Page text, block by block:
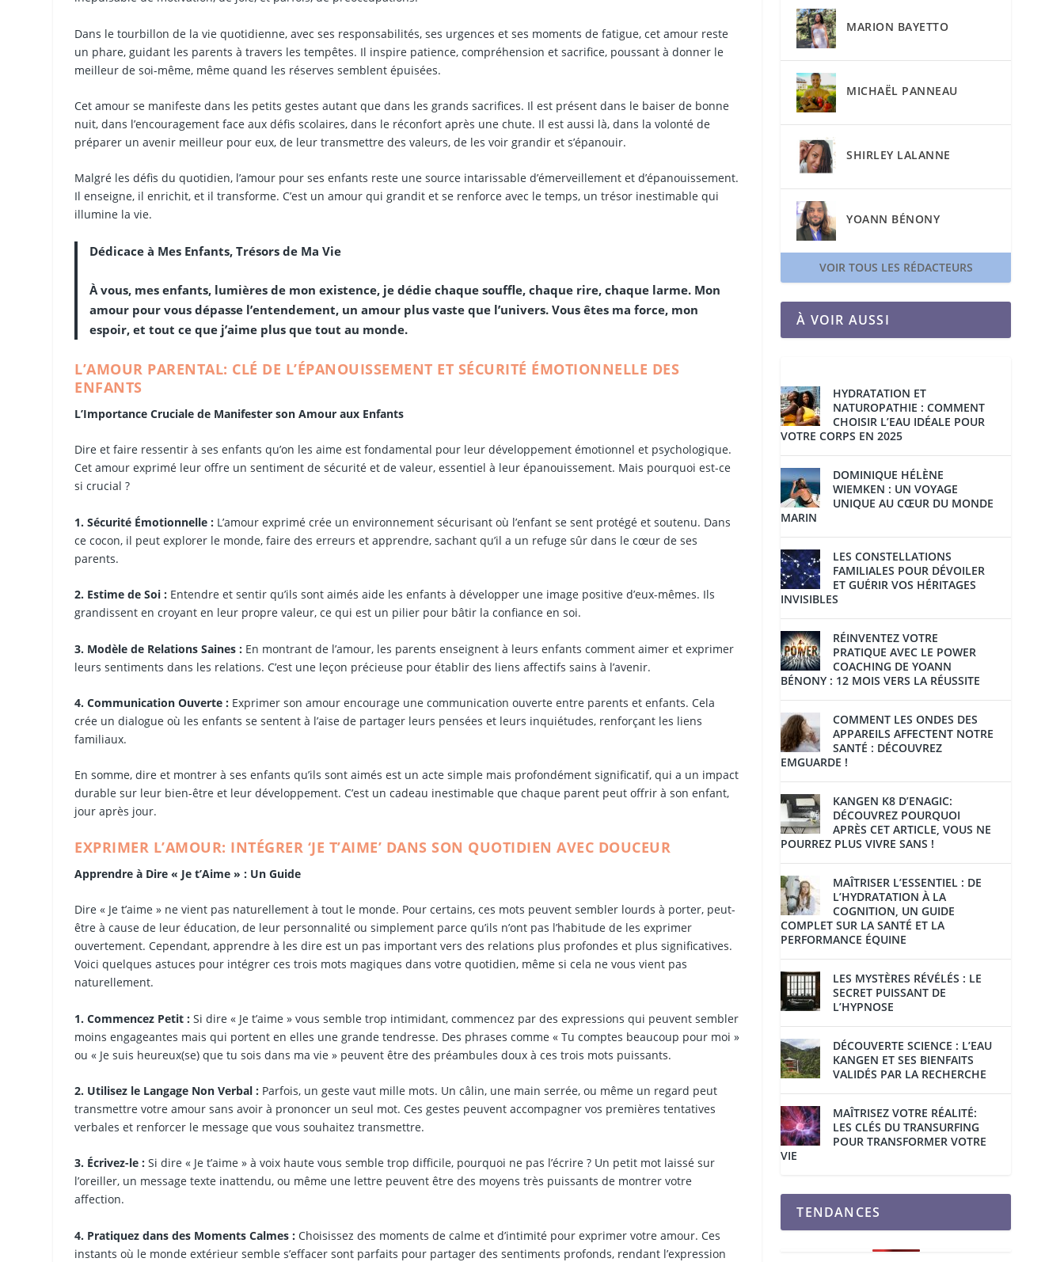
Dans le tourbillon de la vie quotidienne, avec ses responsabilités, ses urgences et ses moments de fatigue, cet amour reste
un phare, guidant les parents à travers les tempêtes. Il inspire patience, compréhension et sacrifice, poussant à donner le
meilleur de soi-même, même quand les réserves semblent épuisées.
Cet amour se manifeste dans les petits gestes autant que dans les grands sacrifices. Il est présent dans le baiser de bonne
nuit, dans l’encouragement face aux défis scolaires, dans le réconfort après une chute. Il est aussi là, dans la volonté de
préparer un avenir meilleur pour eux, de leur transmettre des valeurs, de les voir grandir et s’épanouir.
Malgré les défis du quotidien, l’amour pour ses enfants reste une source intarissable d’émerveillement et d’épanouissement.
Il enseigne, il enrichit, et il transforme. C’est un amour qui grandit et se renforce avec le temps, un trésor inestimable qui
illumine la vie.
Dédicace à Mes Enfants, Trésors de Ma Vie
À vous, mes enfants, lumières de mon existence, je dédie chaque souffle, chaque rire, chaque larme. Mon
amour pour vous dépasse l’entendement, un amour plus vaste que l’univers. Vous êtes ma force, mon
espoir, et tout ce que j’aime plus que tout au monde.
L’AMOUR PARENTAL: CLÉ DE L’ÉPANOUISSEMENT ET SÉCURITÉ ÉMOTIONNELLE DES
ENFANTS
L’Importance Cruciale de Manifester son Amour aux Enfants
Dire et faire ressentir à ses enfants qu’on les aime est fondamental pour leur développement émotionnel et psychologique.
Cet amour exprimé leur offre un sentiment de sécurité et de valeur, essentiel à leur épanouissement. Mais pourquoi est-ce
si crucial ?
1. Sécurité Émotionnelle : L’amour exprimé crée un environnement sécurisant où l’enfant se sent protégé et soutenu. Dans
ce cocon, il peut explorer le monde, faire des erreurs et apprendre, sachant qu’il a un refuge sûr dans le cœur de ses
parents.
2. Estime de Soi : Entendre et sentir qu’ils sont aimés aide les enfants à développer une image positive d’eux-mêmes. Ils
grandissent en croyant en leur propre valeur, ce qui est un pilier pour bâtir la confiance en soi.
3. Modèle de Relations Saines : En montrant de l’amour, les parents enseignent à leurs enfants comment aimer et exprimer
leurs sentiments dans les relations. C’est une leçon précieuse pour établir des liens affectifs sains à l’avenir.
4. Communication Ouverte : Exprimer son amour encourage une communication ouverte entre parents et enfants. Cela
crée un dialogue où les enfants se sentent à l’aise de partager leurs pensées et leurs inquiétudes, renforçant les liens
familiaux.
En somme, dire et montrer à ses enfants qu’ils sont aimés est un acte simple mais profondément significatif, qui a un impact
durable sur leur bien-être et leur développement. C’est un cadeau inestimable que chaque parent peut offrir à son enfant,
jour après jour.
EXPRIMER L’AMOUR: INTÉGRER ‘JE T’AIME’ DANS SON QUOTIDIEN AVEC DOUCEUR
Apprendre à Dire « Je t’Aime » : Un Guide
Dire « Je t’aime » ne vient pas naturellement à tout le monde. Pour certains, ces mots peuvent sembler lourds à porter, peut-
être à cause de leur éducation, de leur personnalité ou simplement parce qu’ils n’ont pas l’habitude de les exprimer
ouvertement. Cependant, apprendre à les dire est un pas important vers des relations plus profondes et plus significatives.
Voici quelques astuces pour intégrer ces trois mots magiques dans votre quotidien, même si cela ne vous vient pas
naturellement.
1. Commencez Petit : Si dire « Je t’aime » vous semble trop intimidant, commencez par des expressions qui peuvent sembler
moins engageantes mais qui portent en elles une grande tendresse. Des phrases comme « Tu comptes beaucoup pour moi »
ou « Je suis heureux(se) que tu sois dans ma vie » peuvent être des préambules doux à ces trois mots puissants.
2. Utilisez le Langage Non Verbal : Parfois, un geste vaut mille mots. Un câlin, une main serrée, ou même un regard peut
transmettre votre amour sans avoir à prononcer un seul mot. Ces gestes peuvent accompagner vos premières tentatives
verbales et renforcer le message que vous souhaitez transmettre.
3. Écrivez-le : Si dire « Je t’aime » à voix haute vous semble trop difficile, pourquoi ne pas l’écrire ? Un petit mot laissé sur
l’oreiller, un message texte inattendu, ou même une lettre peuvent être des moyens très puissants de montrer votre
affection.
4. Pratiquez dans des Moments Calmes : Choisissez des moments de calme et d’intimité pour exprimer votre amour. Ces
instants où le monde extérieur semble s’effacer sont parfaits pour partager des sentiments profonds, rendant l’expression
MARION BAYETTO
MICHAËL PANNEAU
SHIRLEY LALANNE
YOANN BÉNONY
VOIR TOUS LES RÉDACTEURS
À VOIR AUSSI
HYDRATATION ET
NATUROPATHIE : COMMENT
CHOISIR L’EAU IDÉALE POUR
VOTRE CORPS EN 2025
DOMINIQUE HÉLÈNE
WIEMKEN : UN VOYAGE
UNIQUE AU CŒUR DU MONDE
MARIN
LES CONSTELLATIONS
FAMILIALES POUR DÉVOILER
ET GUÉRIR VOS HÉRITAGES
INVISIBLES
RÉINVENTEZ VOTRE
PRATIQUE AVEC LE POWER
COACHING DE YOANN
BÉNONY : 12 MOIS VERS LA RÉUSSITE
COMMENT LES ONDES DES
APPAREILS AFFECTENT NOTRE
SANTÉ : DÉCOUVREZ
EMGUARDE !
KANGEN K8 D’ENAGIC:
DÉCOUVREZ POURQUOI
APRÈS CET ARTICLE, VOUS NE
POURREZ PLUS VIVRE SANS !
MAÎTRISER L’ESSENTIEL : DE
L’HYDRATATION À LA
COGNITION, UN GUIDE
COMPLET SUR LA SANTÉ ET LA
PERFORMANCE ÉQUINE
LES MYSTÈRES RÉVÉLÉS : LE
SECRET PUISSANT DE
L’HYPNOSE
DÉCOUVERTE SCIENCE : L’EAU
KANGEN ET SES BIENFAITS
VALIDÉS PAR LA RECHERCHE
MAÎTRISEZ VOTRE RÉALITÉ:
LES CLÉS DU TRANSURFING
POUR TRANSFORMER VOTRE
VIE
TENDANCES